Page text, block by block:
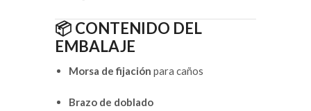
📦 CONTENIDO DEL
EMBALAJE
Morsa de fijación para caños
Brazo de doblado